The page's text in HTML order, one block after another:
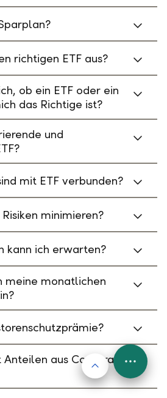
richtigen ETF aus?
ob ein ETF oder ein
das Richtige ist?
und
mit ETF verbunden?
minimieren?
kann ich erwarten?
meine monatlichen
aus CorporateNach oben
FAB
Menu